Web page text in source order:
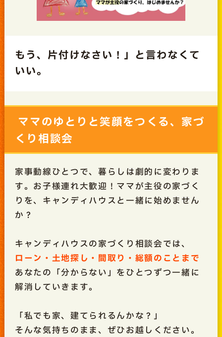
もう、片付けなさい！」と言わなくて
いい。
ママのゆとりと笑顔をつくる、家づ
くり相談会
家事動線ひとつで、暮らしは劇的に変わりま
す。お子様連れ大歓迎！ママが主役の家づく
りを、キャンディハウスと一緒に始めません
か？
キャンディハウスの家づくり相談会では、
ローン・土地探し・間取り・総額のことまで
あなたの「分からない」をひとつずつ一緒に
解消していきます。
「私でも家、建てられるんかな？」
そんな気持ちのまま、ぜひお越しください。